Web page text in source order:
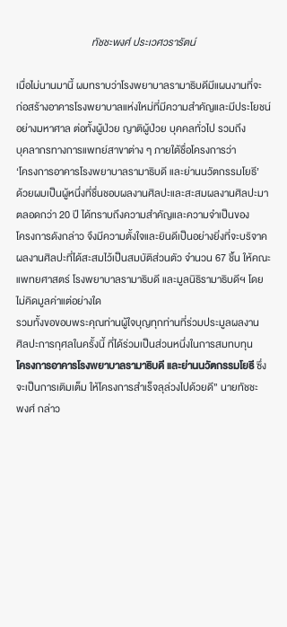
ทัชชะพงศ์ ประเวศวรารัตน์
เมื่อไม่นานมานี้ ผมทราบว่าโรงพยาบาลรามาธิบดีมีแผนงานที่จะ
ก่อสร้างอาคารโรงพยาบาลแห่งใหม่ที่มีความสำคัญและมีประโยชน์
อย่างมหาศาล ต่อทั้งผู้ป่วย ญาติผู้ป่วย บุคคลทั่วไป รวมถึง
บุคลากรทางการแพทย์สาขาต่าง ๆ ภายใต้ชื่อโครงการว่า
‘โครงการอาคารโรงพยาบาลรามาธิบดี และย่านนวัตกรรมโยธี’
ด้วยผมเป็นผู้หนึ่งที่ชื่นชอบผลงานศิลปะและสะสมผลงานศิลปะมา
ตลอดกว่า 20 ปี ได้ทราบถึงความสำคัญและความจำเป็นของ
โครงการดังกล่าว จึงมีความตั้งใจและยินดีเป็นอย่างยิ่งที่จะบริจาค
ผลงานศิลปะที่ได้สะสมไว้เป็นสมบัติส่วนตัว จำนวน 67 ชิ้น ให้คณะ
แพทยศาสตร์ โรงพยาบาลรามาธิบดี และมูลนิธิรามาธิบดีฯ โดย
ไม่คิดมูลค่าแต่อย่างใด
รวมทั้งขอขอบพระคุณท่านผู้ใจบุญทุกท่านที่ร่วมประมูลผลงาน
ศิลปะการกุศลในครั้งนี้ ที่ได้ร่วมเป็นส่วนหนึ่งในการสมทบทุน
โครงการอาคารโรงพยาบาลรามาธิบดี และย่านนวัตกรรมโยธี ซึ่ง
จะเป็นการเติมเต็ม ให้โครงการสำเร็จลุล่วงไปด้วยดี” นายทัชชะ
พงศ์ กล่าว